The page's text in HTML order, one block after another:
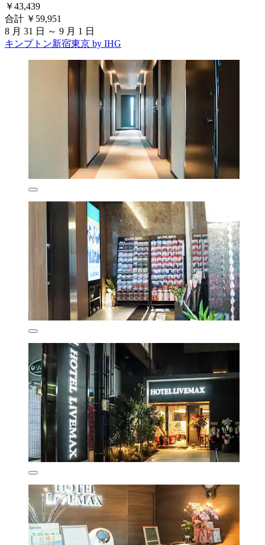
￥43,439
合計 ￥59,951
8 月 31 日 ～ 9 月 1 日
キンプトン新宿東京 by IHG